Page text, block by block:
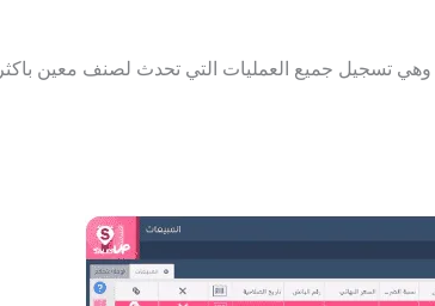
وهي تسجيل جميع العمليات التي تحدث لصنف معين باكثر